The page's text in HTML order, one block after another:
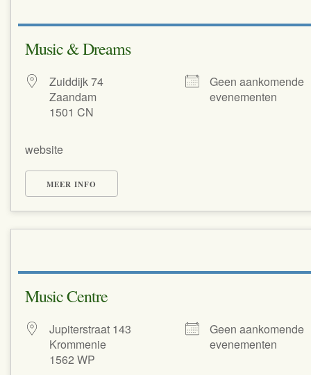
Music & Dreams
Zuiddijk 74
Zaandam
1501 CN
Geen aankomende
evenementen
website
MEER INFO
Music Centre
Jupiterstraat 143
Krommenie
1562 WP
Geen aankomende
evenementen